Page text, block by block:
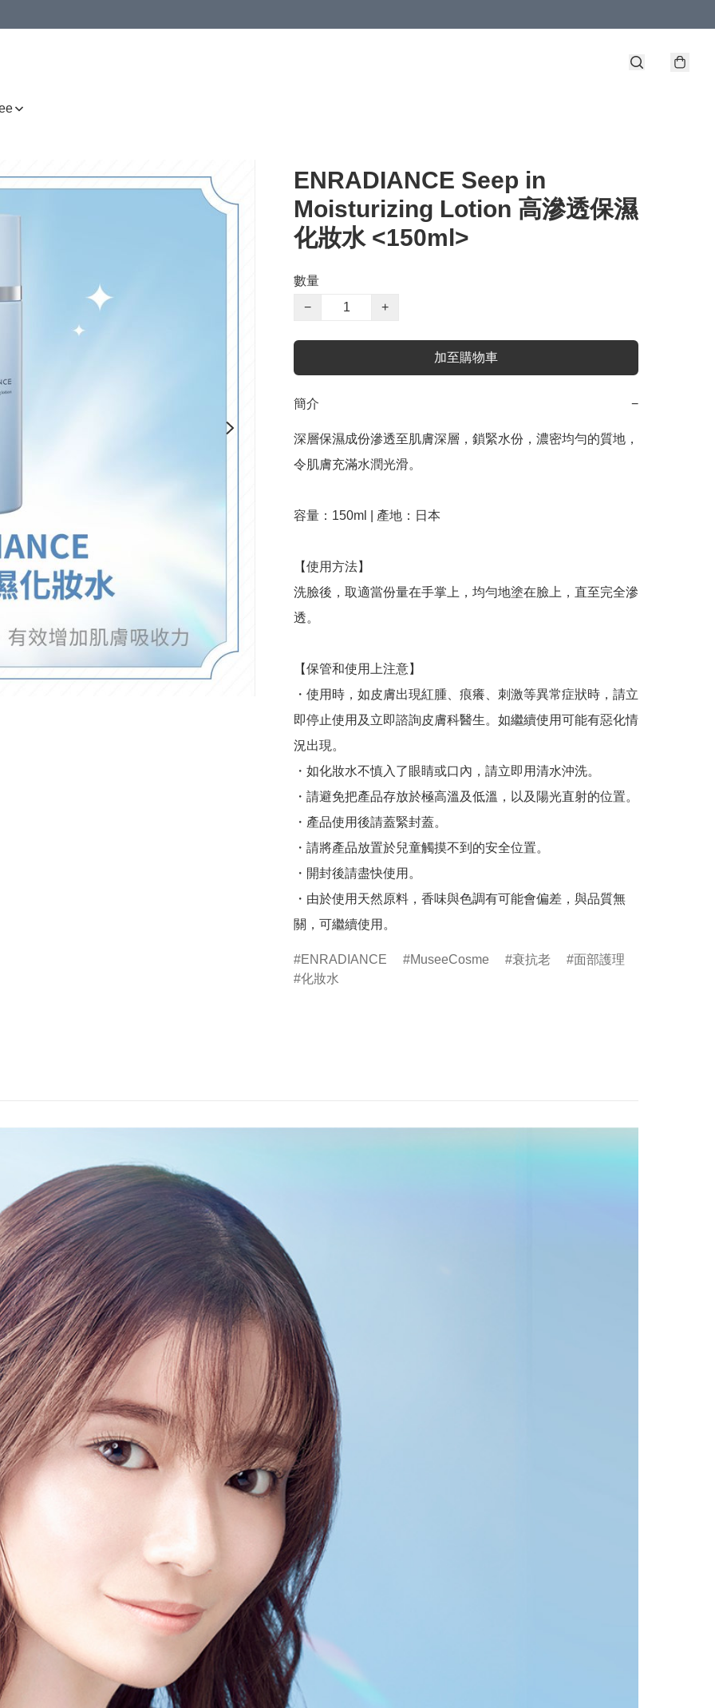
ENRADIANCE Seep in
Moisturizing Lotion 高滲透保濕
化妝水 <150ml>
數量
−
+
加至購物車
簡介 −
深層保濕成份滲透至肌膚深層，鎖緊水份，濃密均勻的質地，
令肌膚充滿水潤光滑。
容量：150ml | 產地：日本
【使用方法】
洗臉後，取適當份量在手掌上，均勻地塗在臉上，直至完全滲
透。
【保管和使用上注意】
・使用時，如皮膚出現紅腫、痕癢、刺激等異常症狀時，請立
即停止使用及立即諮詢皮膚科醫生。如繼續使用可能有惡化情
況出現。
・如化妝水不慎入了眼睛或口內，請立即用清水沖洗。
・請避免把產品存放於極高溫及低溫，以及陽光直射的位置。
・產品使用後請蓋緊封蓋。
・請將產品放置於兒童觸摸不到的安全位置。
・開封後請盡快使用。
・由於使用天然原料，香味與色調有可能會偏差，與品質無
ENRADIANCE MuseeCosme 衰抗老
面部護理
化妝水